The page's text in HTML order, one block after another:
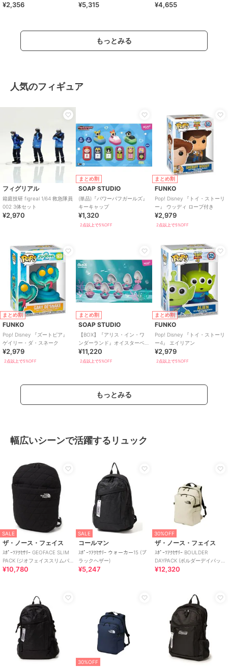
¥2,356 ¥5,315 ¥4,655
もっとみる
人気のフィギュア
フィグリアル
箱庭技研 figreal 1/64 救急隊員
002 3体セット
¥2,970
まとめ割
SOAP STUDIO
(単品)『パワーパフガールズ』
キーキャップ
¥1,320
2点以上で5%OFF
まとめ割
FUNKO
Pop! Disney 『トイ・ストーリ
ー』 ウッディ ロープ付き
¥2,979
2点以上で5%OFF
まとめ割
FUNKO
Pop! Disney 『ズートピア』
ゲイリー・ダ・スネーク
¥2,979
2点以上で5%OFF
まとめ割
SOAP STUDIO
【BOX】『アリス・イン・ワ
ンダーランド』オイスターベ
ビー BOX6個入り
¥11,220
2点以上で5%OFF
まとめ割
FUNKO
Pop! Disney 『トイ・ストーリ
ー4』 エイリアン
¥2,979
2点以上で5%OFF
もっとみる
幅広いシーンで活躍するリュック
SALE
ザ・ノース・フェイス
ｽﾎﾟｰﾂｱｸｾｻﾘｰ GEOFACE SLIM
PACK (ジオフェイススリムパ
ック)
¥10,780
SALE
コールマン
ｽﾎﾟｰﾂｱｸｾｻﾘｰ ウォーカー15 (ブ
ラックヘザー)
¥5,247
30%OFF
ザ・ノース・フェイス
ｽﾎﾟｰﾂｱｸｾｻﾘｰ BOULDER
DAYPACK (ボルダーデイパッ
ク)
¥12,320
30%OFF